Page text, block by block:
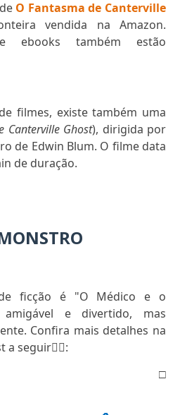
O Fantasma de Canterville
vendida na Amazon.
ebooks também estão
filmes, existe também uma
Canterville Ghost), dirigida por
de Edwin Blum. O filme data
de duração.
ficção é "O Médico e o
e divertido, mas
Confira mais detalhes na
a seguir👇🏻:
□